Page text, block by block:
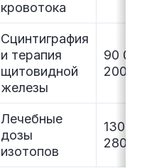
кровотока
Сцинтиграфия
и терапия
щитовидной
железы
90
200
Лечебные
дозы
изотопов
130
280